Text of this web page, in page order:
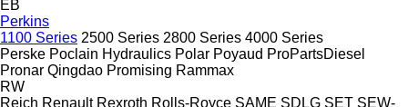
EB
Perkins
1100 Series 2500 Series 2800 Series 4000 Series
Perske Poclain Hydraulics Polar Poyaud ProPartsDiesel
Pronar Qingdao Promising Rammax
RW
Reich Renault Rexroth Rolls-Royce SAME SDLG SET SEW-